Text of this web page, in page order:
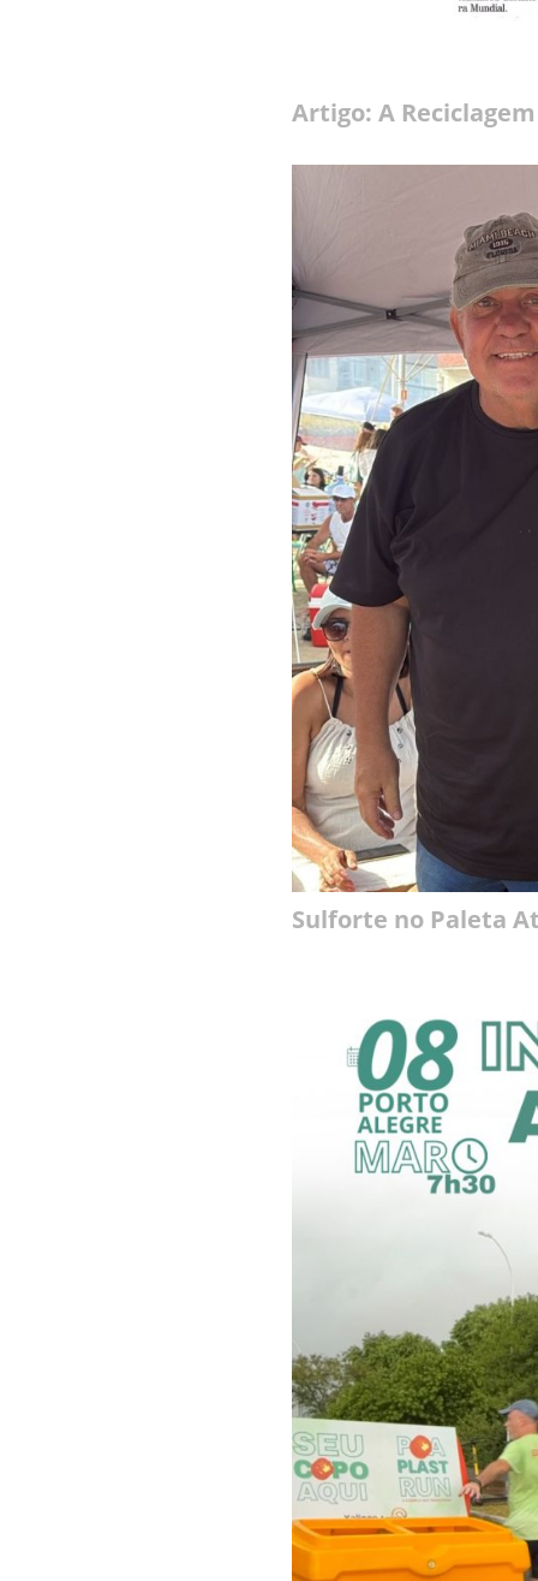
Artigo: A
Sulforte no Paleta